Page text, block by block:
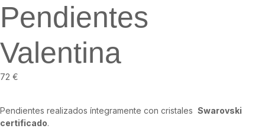
Pendientes
Valentina
72 €
Pendientes realizados íntegramente con cristales Swarovski
certificado.